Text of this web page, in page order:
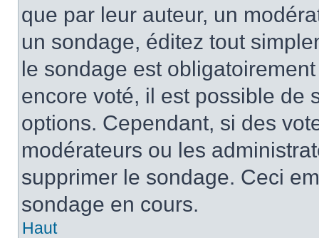
que par leur auteur, un
un sondage, éditez tout
le sondage est
encore voté, il est possible de
options. Cependant, si des
modérateurs ou les
supprimer le sondage. Ceci
sondage en cours.
Haut